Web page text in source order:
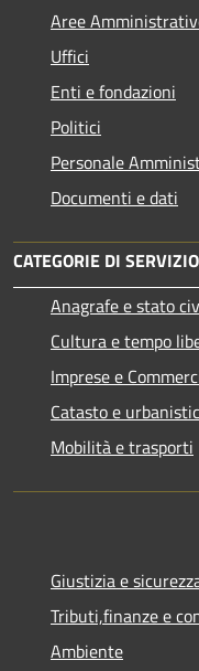
Aree
Uffici
Enti e fondazioni
Politici
Personale
Documenti e dati
CATEGORIE DI SERVIZIO
Anagrafe e stato
Cultura e tempo
Imprese e
Catasto e
Mobilità e trasporti
Giustizia e
Tributi,finanze e
Ambiente